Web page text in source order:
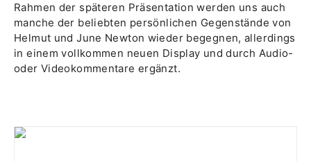
Rahmen der späteren Präsentation werden uns auch
manche der beliebten persönlichen Gegenstände von
Helmut und June Newton wieder begegnen, allerdings
in einem vollkommen neuen Display und durch Audio-
oder Videokommentare ergänzt.